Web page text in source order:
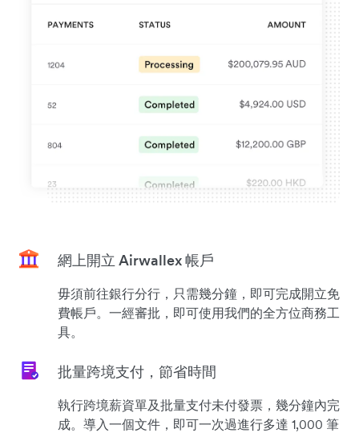
網上開立 Airwallex 帳戶
毋須前往銀行分行，只需幾分鐘，即可完成開立免
費帳戶。一經審批，即可使用我們的全方位商務工
具。
批量跨境支付，節省時間
執行跨境薪資單及批量支付未付發票，幾分鐘內完
成。導入一個文件，即可一次過進行多達 1,000 筆